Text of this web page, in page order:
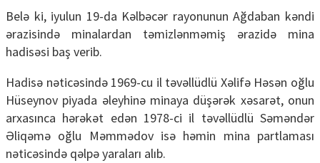
Belə ki, iyulun 19-da Kəlbəcər rayonunun Ağdaban kəndi
ərazisində minalardan təmizlənməmiş ərazidə mina
hadisəsi baş verib.
Hadisə nəticəsində 1969-cu il təvəllüdlü Xəlifə Həsən oğlu
Hüseynov piyada əleyhinə minaya düşərək xəsarət, onun
arxasınca hərəkət edən 1978-ci il təvəllüdlü Səməndər
Əliqəmə oğlu Məmmədov isə həmin mina partlaması
nəticəsində qəlpə yaraları alıb.